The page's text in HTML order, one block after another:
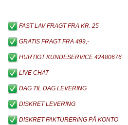
FAST LAV FRAGT FRA KR. 25
GRATIS FRAGT FRA 499,-
HURTIGT KUNDESERVICE 42480676
LIVE CHAT
DAG TIL DAG LEVERING
DISKRET LEVERING
DISKRET FAKTURERING PÅ KONTO